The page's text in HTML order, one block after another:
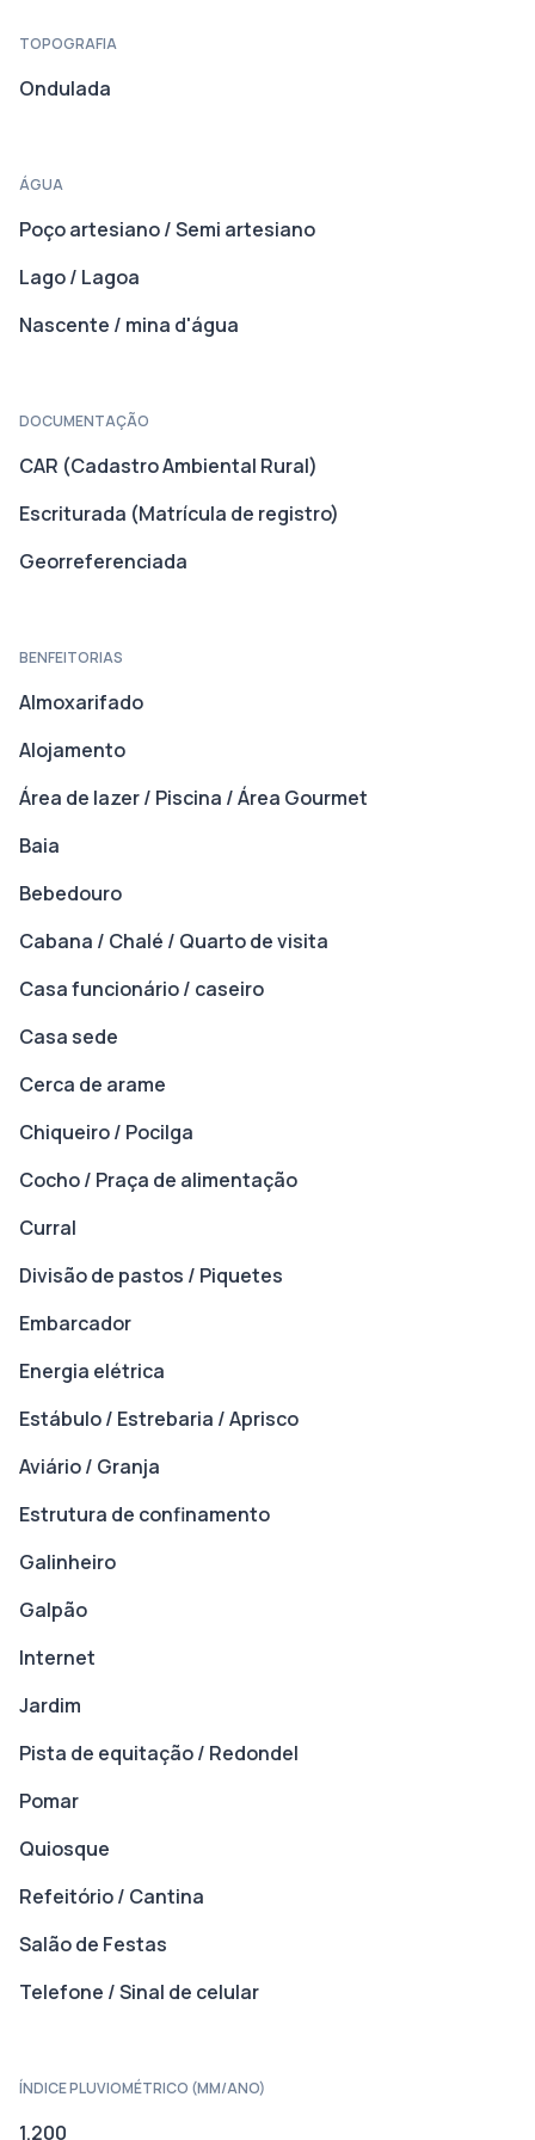
TOPOGRAFIA
Ondulada
ÁGUA
Poço artesiano / Semi artesiano
Lago / Lagoa
Nascente / mina d'água
DOCUMENTAÇÃO
CAR (Cadastro Ambiental Rural)
Escriturada (Matrícula de registro)
Georreferenciada
BENFEITORIAS
Almoxarifado
Alojamento
Área de lazer / Piscina / Área Gourmet
Baia
Bebedouro
Cabana / Chalé / Quarto de visita
Casa funcionário / caseiro
Casa sede
Cerca de arame
Chiqueiro / Pocilga
Cocho / Praça de alimentação
Curral
Divisão de pastos / Piquetes
Embarcador
Energia elétrica
Estábulo / Estrebaria / Aprisco
Aviário / Granja
Estrutura de confinamento
Galinheiro
Galpão
Internet
Jardim
Pista de equitação / Redondel
Pomar
Quiosque
Refeitório / Cantina
Salão de Festas
Telefone / Sinal de celular
ÍNDICE PLUVIOMÉTRICO (MM/ANO)
1.200